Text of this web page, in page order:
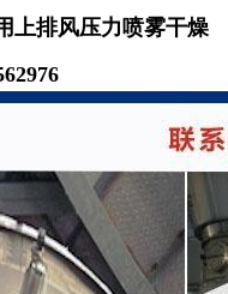
上排风压力喷雾干燥